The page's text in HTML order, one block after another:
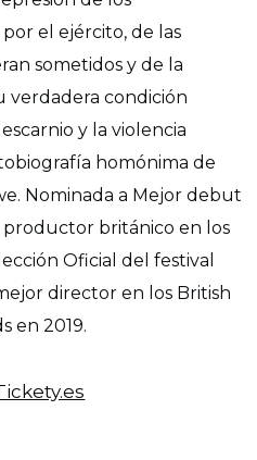
el ejército, de las
sometidos y de la
verdadera condición
y la violencia
homónima de
Nominada a Mejor debut
británico en los
Oficial del festival
director en los British
en 2019.